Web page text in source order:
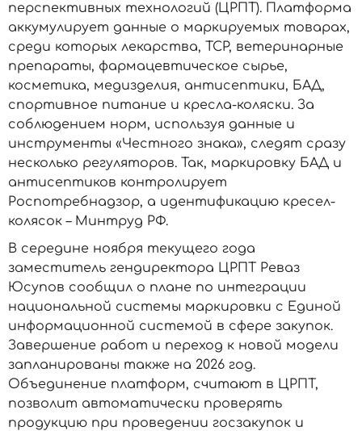
перспективных технологий (ЦРПТ). Платформа
аккумулирует данные о маркируемых товарах,
среди которых лекарства, ТСР, ветеринарные
препараты, фармацевтическое сырье,
косметика, медизделия, антисептики, БАД,
спортивное питание и кресла-коляски. За
соблюдением норм, используя данные и
инструменты «Честного знака», следят сразу
несколько регуляторов. Так, маркировку БАД и
антисептиков контролирует
Роспотребнадзор, а идентификацию кресел-
колясок – Минтруд РФ.
В середине ноября текущего года
заместитель гендиректора ЦРПТ Реваз
Юсупов сообщил о плане по интеграции
национальной системы маркировки с Единой
информационной системой в сфере закупок.
Завершение работ и переход к новой модели
запланированы также на 2026 год.
Объединение платформ, считают в ЦРПТ,
позволит автоматически проверять
продукцию при проведении госзакупок и